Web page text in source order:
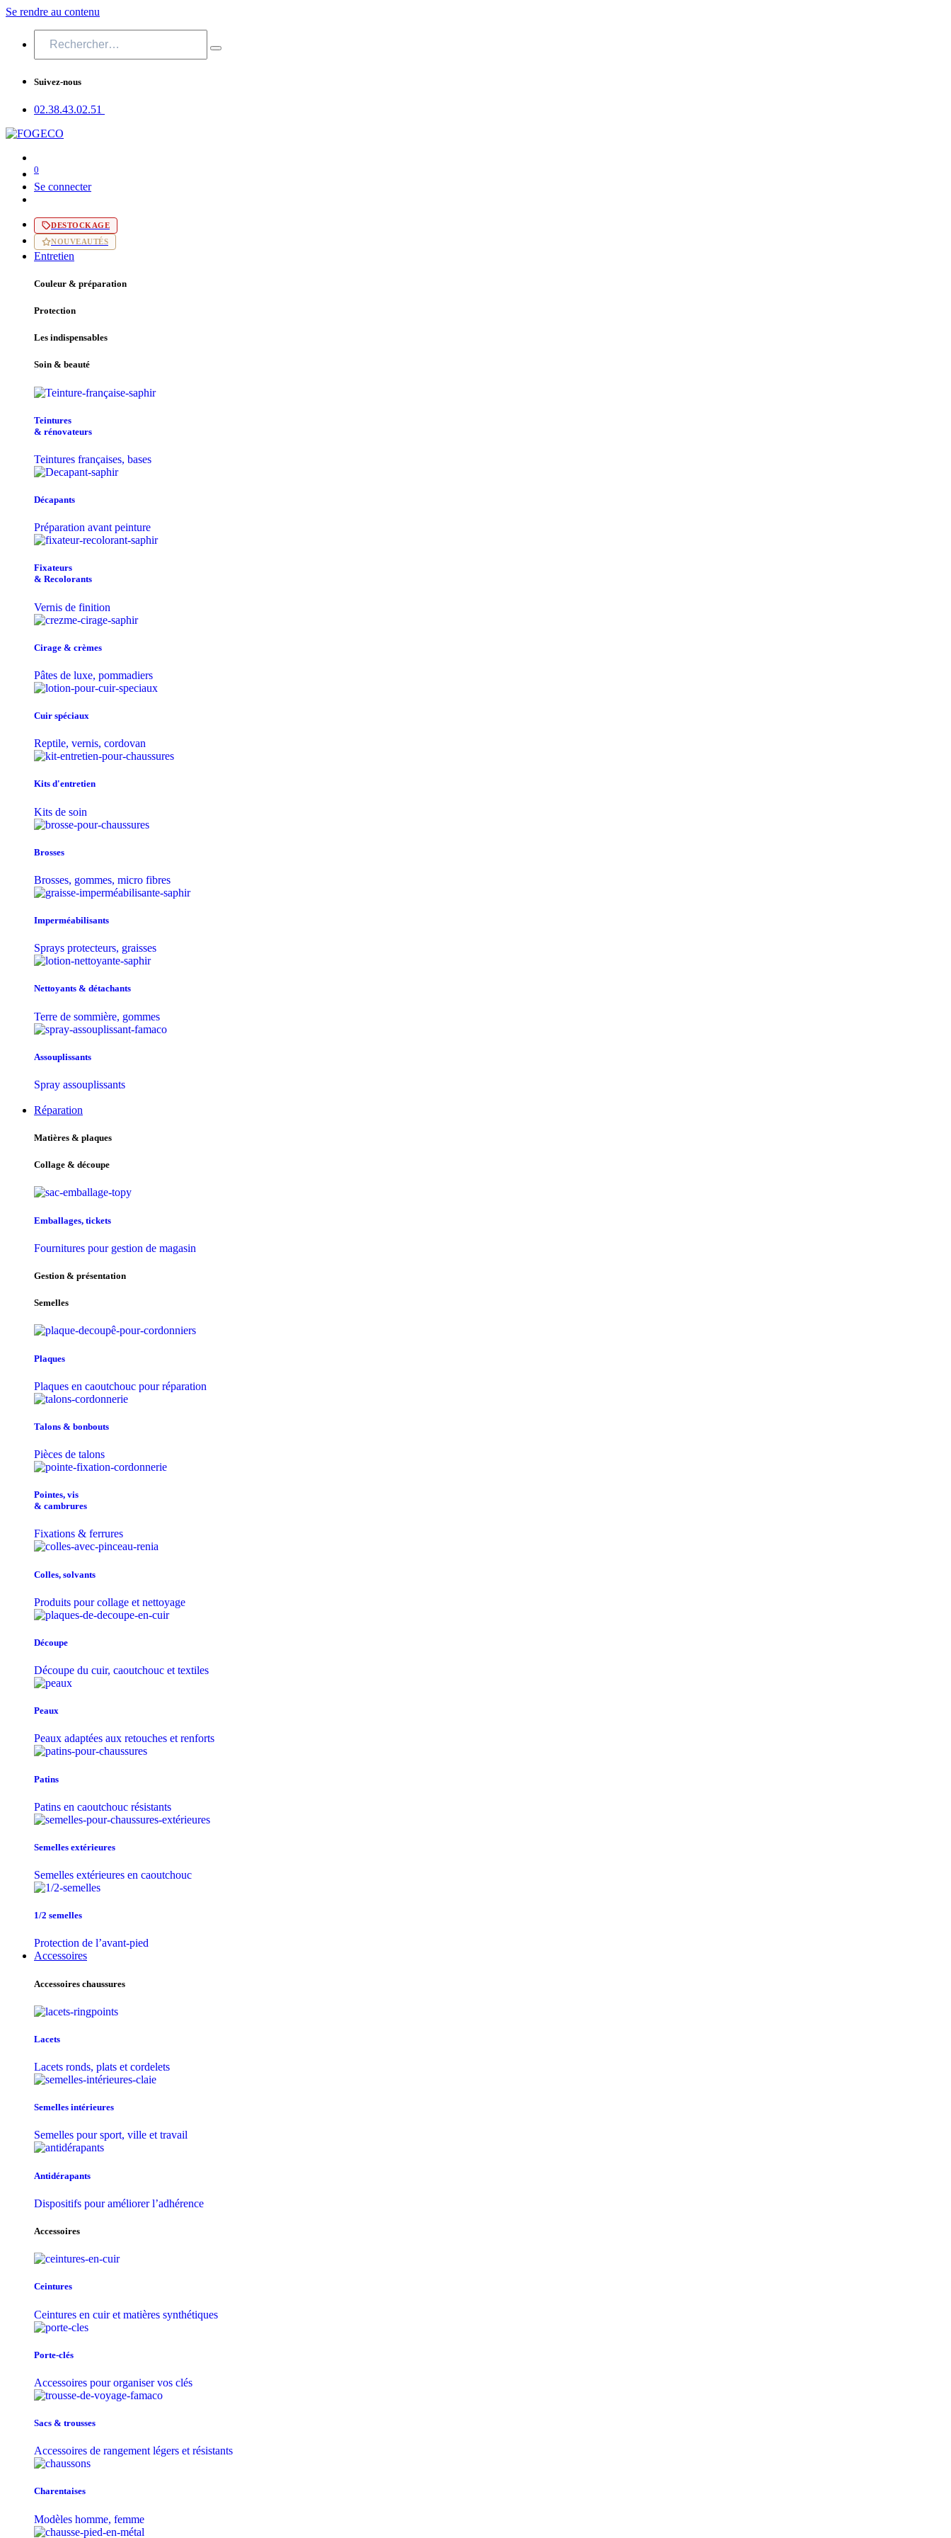
Se rendre au contenu
Suivez-nous
02.38.43​.02.51
0
Se connecter
DESTOCKAGE
NOUVEAUTÉS
Entretien
Couleur & préparation
Protection
Les indispensables
Soin & beauté
Teintu​res
& r​é​novateurs
Teintures françaises, bases
Décapants
Préparation avant peinture
Fixateurs
& Recolorants
Vernis de finition
Cirage & crèmes
Pâtes de luxe, pommadiers
Cuir spéciaux
Reptile, vernis, cordovan
Kits d'entretien
Kits de soin
Brosses
Brosses, gommes, micro fibres
Imperméabilisants
Sprays protecteurs, graisses
Nettoyants & détachants
Terre de sommière, gommes
Assouplissants
Spray assouplissants
Réparation
Matières & plaques
Collage & découpe
Emballages, tickets
Fournitures pour gestion de magasin
Gestion & présentation
Semelles
Plaques
Plaques en caoutchouc pour réparation
Talons & bonbouts
Pièces de talons
Pointes, vis
& cambrures
Fixations & ferrures
Colles, solvants
Produits pour collage et nettoyage
Découpe
Découpe du cuir, caoutchouc et textiles
Peaux
Peaux adaptées aux retouches et renforts
Patins
Patins en caoutchouc résistants
Semelles extérieures
Semelles extérieures en caoutchouc
1/2 semelles
Protection de l’avant-pied
Accessoires
Accessoires chaussures
Lacets
Lacets ronds, plats et cordelets
Semelles intérieures
Semelles pour sport, ville et travail
Antidérapants
Dispositifs pour améliorer l’adhérence
Accessoires
Ceintures
Ceintures en cuir et matières synthétiques
Porte-clés
Accessoires pour organiser vos clés
Sacs & trousse​s
Accessoires de rangement légers et résistants
Charentaises
Modèles homme, femme